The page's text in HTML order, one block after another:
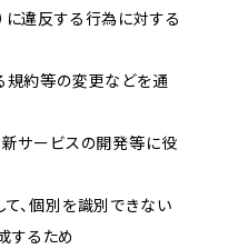
に違反する行為に対する
規約等の変更などを通
新サービスの開発等に役
て、個別を識別できない
するため